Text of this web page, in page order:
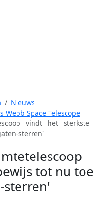
Nieuws
Webb Space Telescope
vindt het sterkste
sterren'
tot nu toe
sterren'